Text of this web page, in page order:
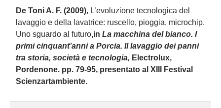
De Toni A. F. (2009), L’evoluzione tecnologica del
lavaggio e della lavatrice: ruscello, pioggia, microchip.
Uno sguardo al futuro,in La macchina del bianco. I
primi cinquant’anni a Porcia. Il lavaggio dei panni
tra storia, società e tecnologia, Electrolux,
Pordenone. pp. 79-95, presentato al XIII Festival
Scienzartambiente.